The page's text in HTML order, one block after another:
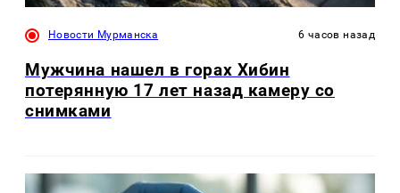
Новости Мурманска 6 часов назад
Мужчина нашел в горах Хибин
потерянную 17 лет назад камеру со
снимками